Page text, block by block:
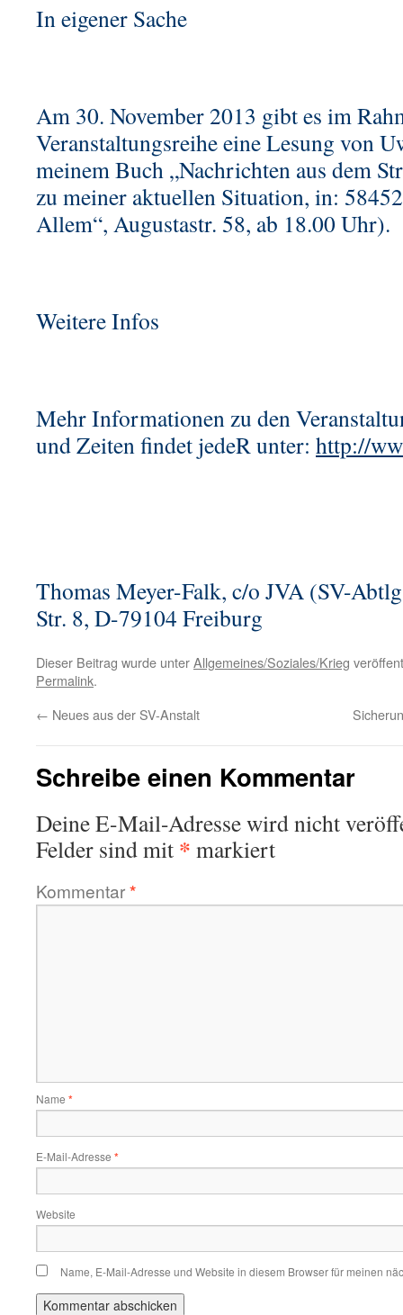
In eigener Sache
Am 30. November 2013 gibt es im
Veranstaltungsreihe eine Lesung von
meinem Buch „Nachrichten aus dem
zu meiner aktuellen Situation, in:
Allem“, Augustastr. 58, ab 18.00 Uhr).
Weitere Infos
Mehr Informationen zu den
und Zeiten findet jedeR unter: http://
Thomas Meyer-Falk, c/o JVA (SV-
Str. 8, D-79104 Freiburg
Dieser Beitrag wurde unterAllgemeines/Soziales/Krieg
Permalink.
← Neues aus der SV-Anstalt
Schreibe einen Kommentar
Deine E-Mail-Adresse wird nicht
Felder sind mit * markiert
Kommentar*
Name *
E-Mail-Adresse *
Website
Name, E-Mail-Adresse und Website in diesem Browser für meinen